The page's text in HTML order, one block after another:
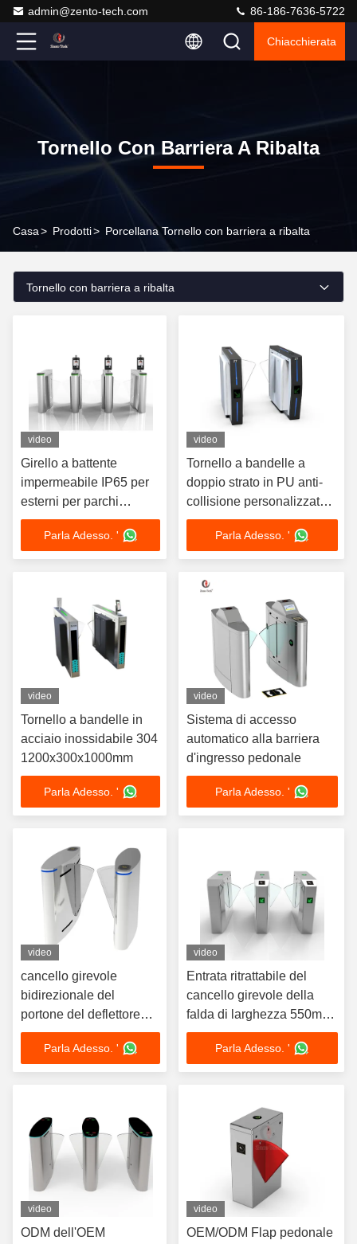
admin@zento-tech.com 86-186-7636-5722
Chiacchierata
Tornello Con Barriera A Ribalta
Casa> Prodotti> Porcellana Tornello con barriera a ribalta
Tornello con barriera a ribalta
video
Girello a battente
impermeabile IP65 per
esterni per parchi
industriali | Controllo
accessi sicuro ad alto
traffico
Parla Adesso. '
video
Tornello a bandelle a
doppio strato in PU anti-
collisione personalizzato
con alimentazione
AC220V e velocità di
passaggio di 45
persone/min
Parla Adesso. '
video
Tornello a bandelle in
acciaio inossidabile 304
1200x300x1000mm
Parla Adesso. '
video
Sistema di accesso
automatico alla barriera
d'ingresso pedonale
Parla Adesso. '
video
cancello girevole
bidirezionale del
portone del deflettore
della falda di 250mm del
cancello girevole
telescopico della
Parla Adesso. '
video
Entrata ritrattabile del
cancello girevole della
falda di larghezza 550mm
RFID del passaggio per
l'appartamento
Parla Adesso. '
video
ODM dell'OEM
video
OEM/ODM Flap pedonale